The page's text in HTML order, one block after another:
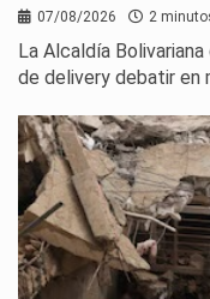
07/08/2026 2
La Alcaldía
de delivery debatir en